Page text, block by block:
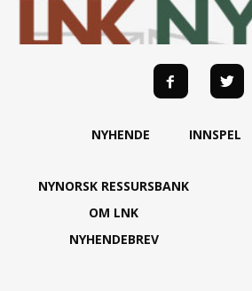
NYHENDE INNSPEL
NYNORSK RESSURSBANK
OM LNK
NYHENDEBREV